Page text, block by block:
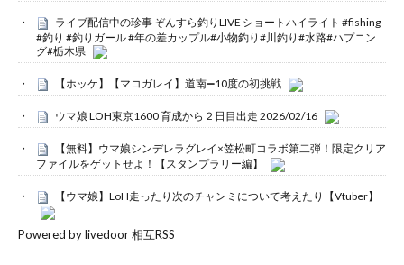
ライブ配信中の珍事 ぞんすら釣りLIVE ショートハイライト #fishing
#釣り #釣りガール #年の差カップル#小物釣り#川釣り#水路#ハプニン
グ#栃木県
【ホッケ】【マコガレイ】道南➖10度の初挑戦
ウマ娘 LOH東京1600 育成から２日目出走 2026/02/16
【無料】ウマ娘シンデレラグレイ×笠松町コラボ第二弾！限定クリア
ファイルをゲットせよ！【スタンプラリー編】
【ウマ娘】LoH走ったり次のチャンミについて考えたり【Vtuber】
Powered by livedoor 相互RSS